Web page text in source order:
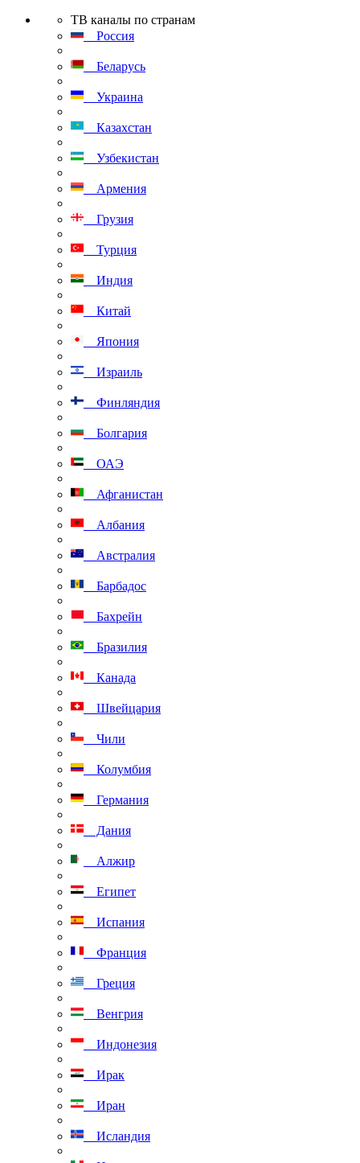
ТВ каналы по странам
Россия
Беларусь
Украина
Казахстан
Узбекистан
Армения
Грузия
Турция
Индия
Китай
Япония
Израиль
Финляндия
Болгария
ОАЭ
Афганистан
Албания
Австралия
Барбадос
Бахрейн
Бразилия
Канада
Швейцария
Чили
Колумбия
Германия
Дания
Алжир
Египет
Испания
Франция
Греция
Венгрия
Индонезия
Ирак
Иран
Исландия